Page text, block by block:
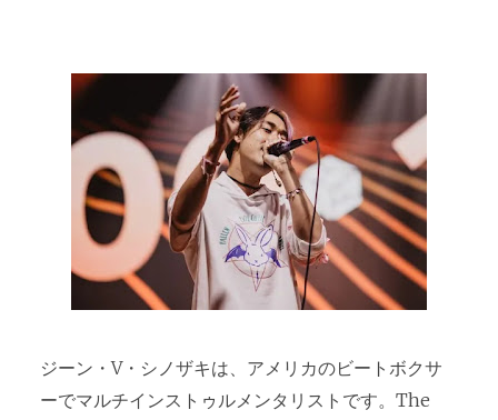
ジーン・V・シノザキは、アメリカのビートボクサ
ーでマルチインストゥルメンタリストです。The